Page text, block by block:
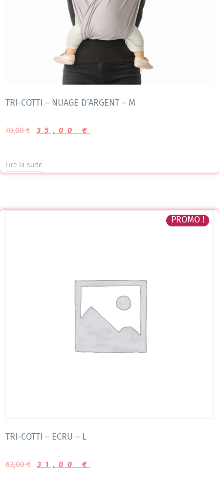
TRI-COTTI – NUAGE D’ARGENT – M
70,00€ 35,00 €
Lire la suite
PROMO !
TRI-COTTI – ECRU – L
62,00€ 31,00 €